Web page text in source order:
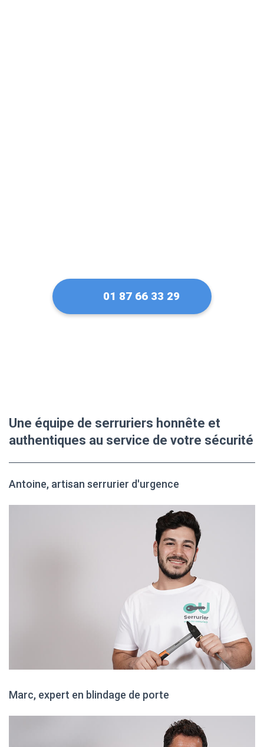
01 87 66 33 29
Une équipe de serruriers honnête et
authentiques au service de votre sécurité
Antoine, artisan serrurier d'urgence
Marc, expert en blindage de porte